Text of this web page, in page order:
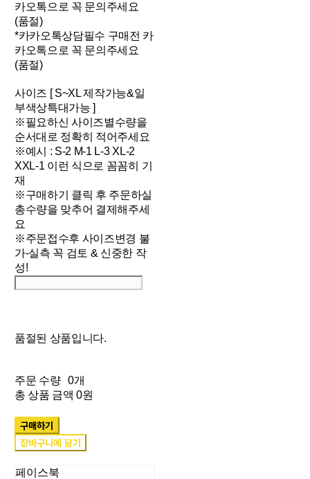
카오톡으로 꼭 문의주세요
(품절)
*카카오톡상담필수 구매전 카
카오톡으로 꼭 문의주세요
(품절)
사이즈 [ S~XL 제작가능&일
부색상특대가능 ]
※필요하신 사이즈별수량을
순서대로 정확히 적어주세요
※예시 : S-2 M-1 L-3 XL-2
XXL-1 이런 식으로 꼼꼼히 기
재
※구매하기 클릭 후 주문하실
총수량을 맞추어 결제해주세
요
※주문접수후 사이즈변경 불
가-실측 꼭 검토 & 신중한 작
성!
품절된 상품입니다.
주문 수량
0개
총 상품 금액 0원
구매하기
장바구니에 담기
페이스북